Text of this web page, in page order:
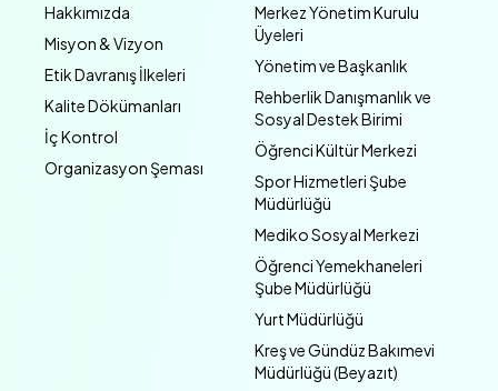
Hakkımızda
Misyon & Vizyon
Etik Davranış İlkeleri
Kalite Dökümanları
İç Kontrol
Organizasyon Şeması
Merkez Yönetim Kurulu
Üyeleri
Yönetim ve Başkanlık
Rehberlik Danışmanlık ve
Sosyal Destek Birimi
Öğrenci Kültür Merkezi
Spor Hizmetleri Şube
Müdürlüğü
Mediko Sosyal Merkezi
Öğrenci Yemekhaneleri
Şube Müdürlüğü
Yurt Müdürlüğü
Kreş ve Gündüz Bakımevi
Müdürlüğü (Beyazıt)